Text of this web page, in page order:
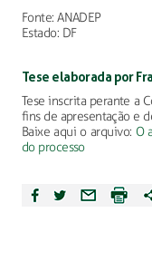
Fonte: ANADEP
Estado: DF
Tese elaborada por
Tese inscrita perante a
fins de apresentação e
Baixe aqui o arquivo: O
do processo